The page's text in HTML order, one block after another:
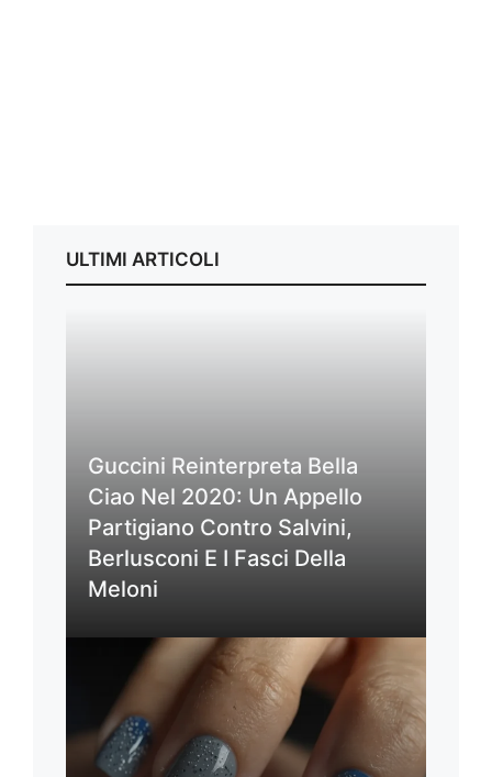
ULTIMI ARTICOLI
Guccini Reinterpreta Bella
Ciao Nel 2020: Un Appello
Partigiano Contro Salvini,
Berlusconi E I Fasci Della
Meloni